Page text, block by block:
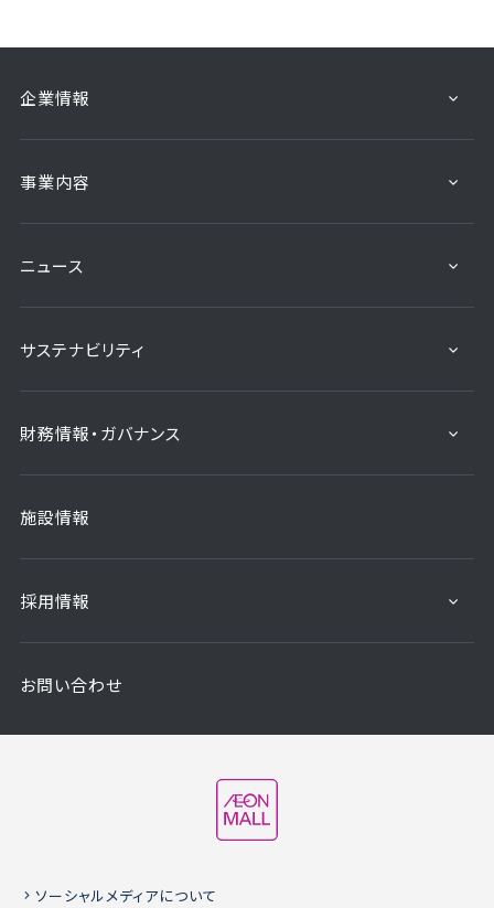
企業情報
事業内容
ニュース
サステナビリティ
財務情報・ガバナンス
施設情報
採用情報
お問い合わせ
ソーシャルメディアについて